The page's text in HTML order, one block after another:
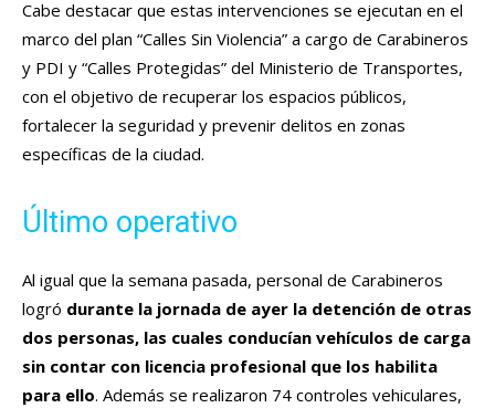
Cabe destacar que estas intervenciones se ejecutan en el
marco del plan “Calles Sin Violencia” a cargo de Carabineros
y PDI y “Calles Protegidas” del Ministerio de Transportes,
con el objetivo de recuperar los espacios públicos,
fortalecer la seguridad y prevenir delitos en zonas
específicas de la ciudad.
Último operativo
Al igual que la semana pasada, personal de Carabineros
logró durante la jornada de ayer la detención de otras
dos personas, las cuales conducían vehículos de carga
sin contar con licencia profesional que los habilita
para ello. Además se realizaron 74 controles vehiculares,